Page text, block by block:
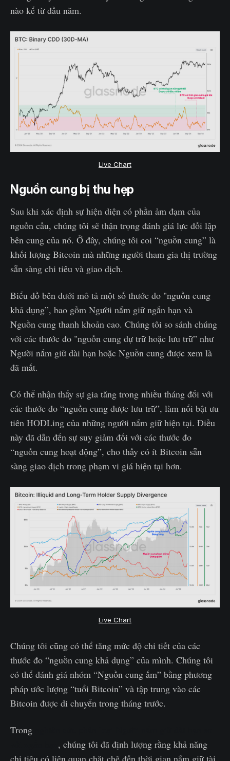
nào kể từ đầu năm.
Live Chart
Nguồn cung bị thu hẹp
Sau khi xác định sự hiện diện có phần ảm đạm của
nguồn cầu, chúng tôi sẽ thận trọng đánh giá lực đối lập
bên cung của nó. Ở đây, chúng tôi coi “nguồn cung” là
khối lượng Bitcoin mà những người tham gia thị trường
sẵn sàng chi tiêu và giao dịch.
Biểu đồ bên dưới mô tả một số thước đo "nguồn cung
khả dụng”, bao gồm Người nắm giữ ngắn hạn và
Nguồn cung thanh khoản cao. Chúng tôi so sánh chúng
với các thước đo "nguồn cung dự trữ hoặc lưu trữ” như
Người nắm giữ dài hạn hoặc Nguồn cung được xem là
đã mất.
Có thể nhận thấy sự gia tăng trong nhiều tháng đối với
các thước đo “nguồn cung được lưu trữ”, làm nổi bật ưu
tiên HODLing của những người nắm giữ hiện tại. Điều
này đã dẫn đến sự suy giảm đối với các thước đo
“nguồn cung hoạt động”, cho thấy có ít Bitcoin sẵn
sàng giao dịch trong phạm vi giá hiện tại hơn.
Live Chart
Chúng tôi cũng có thể tăng mức độ chi tiết của các
thước đo “nguồn cung khả dụng” của mình. Chúng tôi
có thể đánh giá nhóm “Nguồn cung ấm” bằng phương
pháp ước lượng “tuổi Bitcoin” và tập trung vào các
Bitcoin được di chuyển trong tháng trước.
Trong
, chúng tôi đã định lượng rằng khả năng
chi tiêu có liên quan chặt chẽ đến thời gian nắm giữ tài